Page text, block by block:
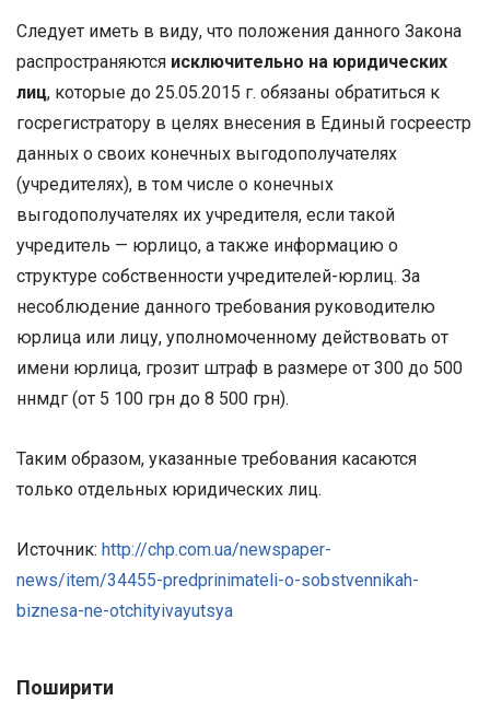
Следует иметь в виду, что положения данного Закона
распространяются исключительно на юридических
лиц, которые до 25.05.2015 г. обязаны обратиться к
госрегистратору в целях внесения в Единый госреестр
данных о своих конечных выгодополучателях
(учредителях), в том числе о конечных
выгодополучателях их учредителя, если такой
учредитель — юрлицо, а также информацию о
структуре собственности учредителей-юрлиц. За
несоблюдение данного требования руководителю
юрлица или лицу, уполномоченному действовать от
имени юрлица, грозит штраф в размере от 300 до 500
ннмдг (от 5 100 грн до 8 500 грн).
Таким образом, указанные требования касаются
только отдельных юридических лиц.
Источник: http://chp.com.ua/newspaper-
news/item/34455-predprinimateli-o-sobstvennikah-
biznesa-ne-otchityivayutsya
Поширити